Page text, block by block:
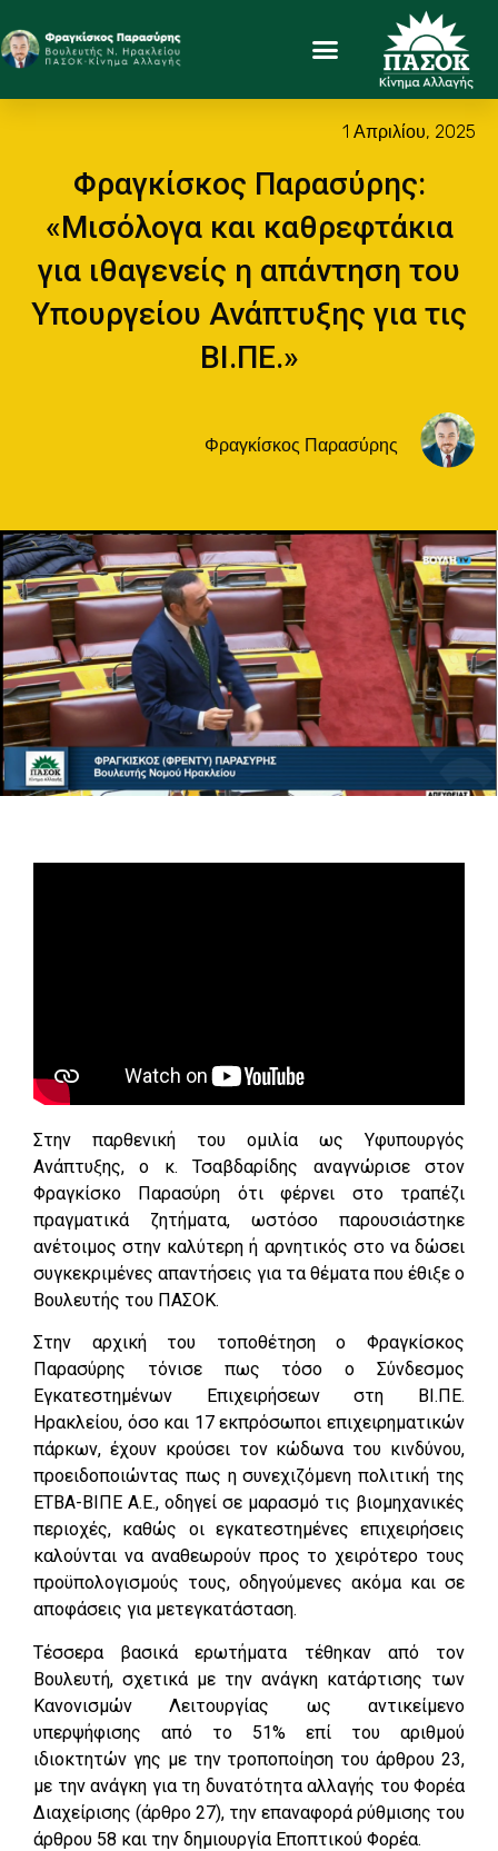
1 Απριλίου, 2025
Φραγκίσκος Παρασύρης:
«Μισόλογα και καθρεφτάκια
για ιθαγενείς η απάντηση του
Υπουργείου Ανάπτυξης για τις
ΒΙ.ΠΕ.»
Φραγκίσκος Παρασύρης
Στην παρθενική του ομιλία ως Υφυπουργός
Ανάπτυξης, ο κ. Τσαβδαρίδης αναγνώρισε στον
Φραγκίσκο Παρασύρη ότι φέρνει στο τραπέζι
πραγματικά ζητήματα, ωστόσο παρουσιάστηκε
ανέτοιμος στην καλύτερη ή αρνητικός στο να δώσει
συγκεκριμένες απαντήσεις για τα θέματα που έθιξε ο
Βουλευτής του ΠΑΣΟΚ.
Στην αρχική του τοποθέτηση ο Φραγκίσκος
Παρασύρης τόνισε πως τόσο ο Σύνδεσμος
Εγκατεστημένων Επιχειρήσεων στη ΒΙ.ΠΕ.
Ηρακλείου, όσο και 17 εκπρόσωποι επιχειρηματικών
πάρκων, έχουν κρούσει τον κώδωνα του κινδύνου,
προειδοποιώντας πως η συνεχιζόμενη πολιτική της
ΕΤΒΑ-ΒΙΠΕ Α.Ε., οδηγεί σε μαρασμό τις βιομηχανικές
περιοχές, καθώς οι εγκατεστημένες επιχειρήσεις
καλούνται να αναθεωρούν προς το χειρότερο τους
προϋπολογισμούς τους, οδηγούμενες ακόμα και σε
αποφάσεις για μετεγκατάσταση.
Τέσσερα βασικά ερωτήματα τέθηκαν από τον
Βουλευτή, σχετικά με την ανάγκη κατάρτισης των
Κανονισμών Λειτουργίας ως αντικείμενο
υπερψήφισης από το 51% επί του αριθμού
ιδιοκτητών γης με την τροποποίηση του άρθρου 23,
με την ανάγκη για τη δυνατότητα αλλαγής του Φορέα
Διαχείρισης (άρθρο 27), την επαναφορά ρύθμισης του
άρθρου 58 και την δημιουργία Εποπτικού Φορέα.